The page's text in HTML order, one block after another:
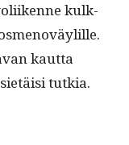
kulk­
kaut­ta
tutkia.